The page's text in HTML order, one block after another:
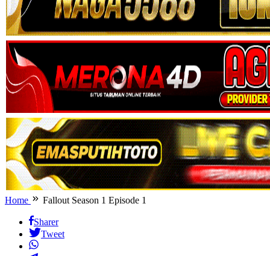
Home Fallout Season 1 Episode 1
Sharer
Tweet